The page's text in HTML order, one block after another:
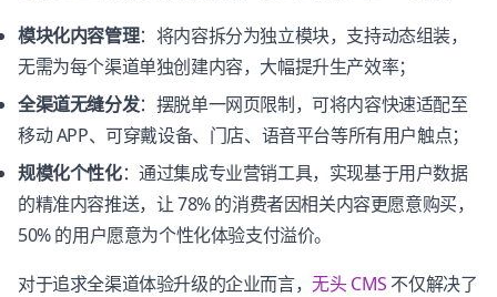
模块化内容管理：将内容拆分为独立模块，支持动态组装，
无需为每个渠道单独创建内容，大幅提升生产效率；
全渠道无缝分发：摆脱单一网页限制，可将内容快速适配至
移动 APP、可穿戴设备、门店、语音平台等所有用户触点；
规模化个性化：通过集成专业营销工具，实现基于用户数据
的精准内容推送，让 78% 的消费者因相关内容更愿意购买，
50% 的用户愿意为个性化体验支付溢价。
对于追求全渠道体验升级的企业而言，无头 CMS 不仅解决了